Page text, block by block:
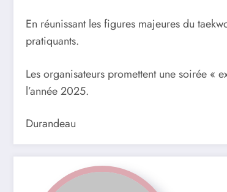
En réunissant les figures majeures du
pratiquants.
Les organisateurs promettent une soirée «
l’année 2025.
Durandeau